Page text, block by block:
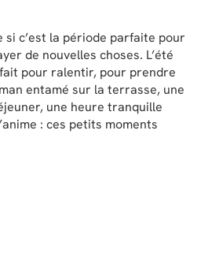
si c’est la période parfaite pour
de nouvelles choses. L’été
pour ralentir, pour prendre
entamé sur la terrasse, une
une heure tranquille
: ces petits moments